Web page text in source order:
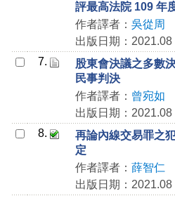
評最高法院 109 年
作者譯者： 吳從周
出版日期：2021.08
7.
股東會決議之多數
民事判決
作者譯者： 曾宛如
出版日期：2021.08
8.
再論內線交易罪之
定
作者譯者： 薛智仁
出版日期：2021.08